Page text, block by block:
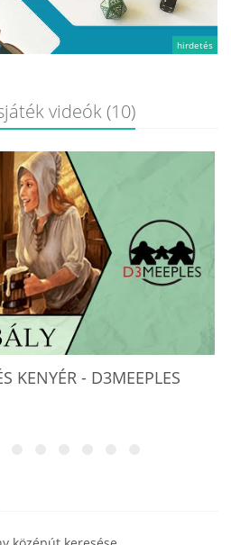
hirdetés
videók (10)
KENYÉR - D3MEEPLES